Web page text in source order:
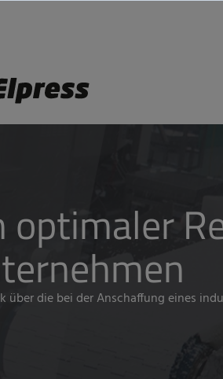
optimaler
über die bei der Anschaffung eines